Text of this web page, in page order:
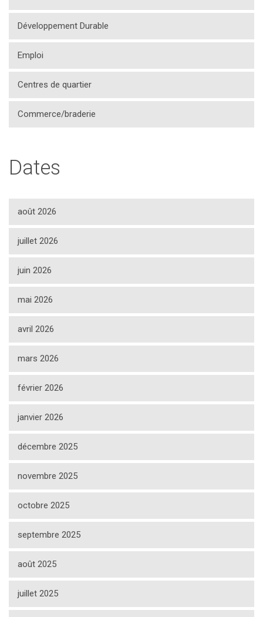
Développement Durable
Emploi
Centres de quartier
Commerce/braderie
Dates
août 2026
juillet 2026
juin 2026
mai 2026
avril 2026
mars 2026
février 2026
janvier 2026
décembre 2025
novembre 2025
octobre 2025
septembre 2025
août 2025
juillet 2025